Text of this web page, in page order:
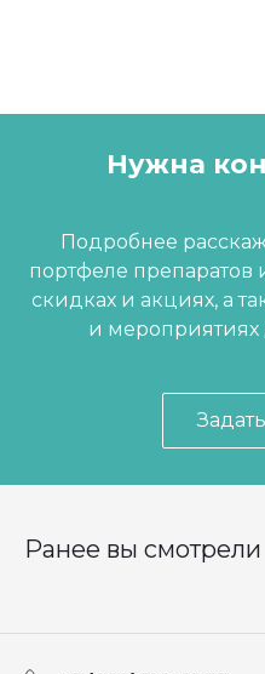
Нужна
Подробнее
портфеле препаратов
скидках и акциях, а
и мероприятиях
Ранее вы смотрели